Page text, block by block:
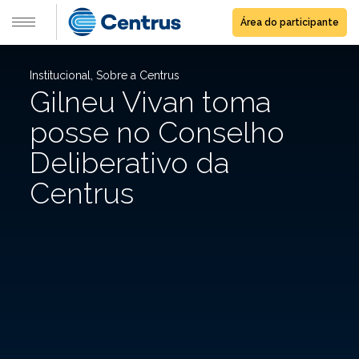
Área do participante
Institucional, Sobre a Centrus
Gilneu Vivan toma
posse no Conselho
Deliberativo da
Centrus